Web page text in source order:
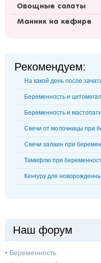
Овощные салаты
Манник на кефире
Рекомендуем:
На какой день после
Беременность и
Беременность и
Свечи от молочницы при
Свечи залаин при
Тамифлю при
Кенгуру для
Наш форум
• Беременность